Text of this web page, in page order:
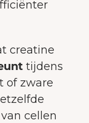
creatine
tijdens
of zware
cellen